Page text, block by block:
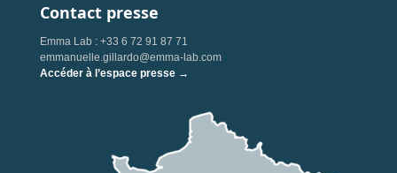
Contact presse
Emma Lab : +33 6 72 91 87 71
emmanuelle.gillardo@emma-lab.com
Accéder à l’espace presse →